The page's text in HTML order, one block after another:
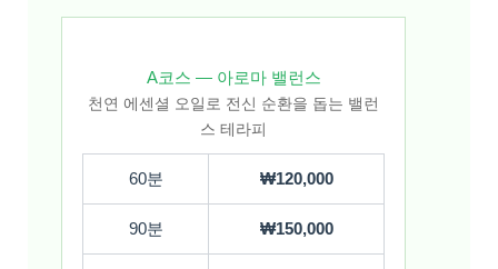
A코스 — 아로마 밸런스
천연 에센셜 오일로 전신 순환을 돕는 밸런
스 테라피
60분 ₩120,000
90분 ₩150,000